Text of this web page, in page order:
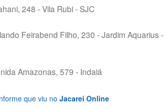
248 - Vila Rubi - SJC
Feirabend Filho, 230 - Jardim Aquarius -
Amazonas, 579 - Indaiá
que viu no Jacareí Online